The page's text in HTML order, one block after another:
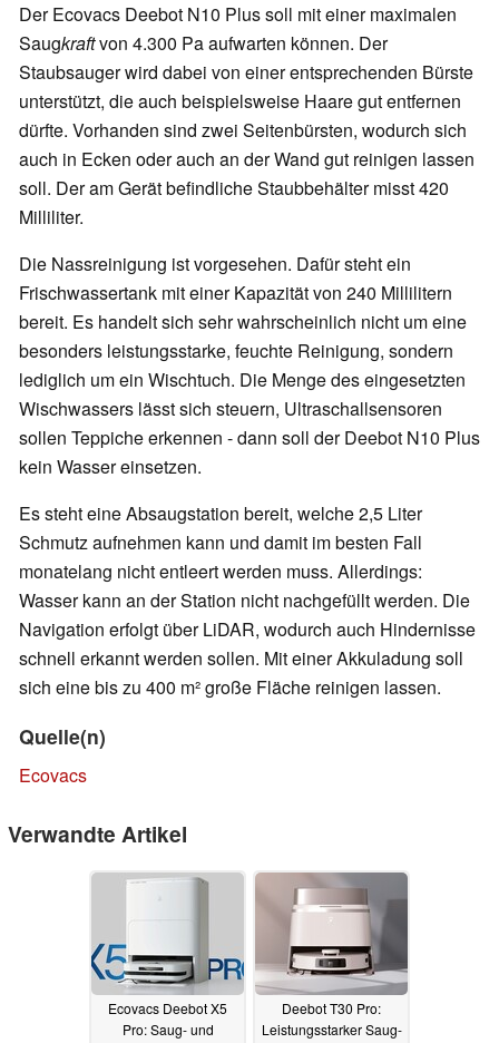
Der Ecovacs Deebot N10 Plus soll mit einer maximalen
Saugkraftvon 4.300 Pa aufwarten können. Der
Staubsauger wird dabei von einer entsprechenden Bürste
unterstützt, die auch beispielsweise Haare gut entfernen
dürfte. Vorhanden sind zwei Seitenbürsten, wodurch sich
auch in Ecken oder auch an der Wand gut reinigen lassen
soll. Der am Gerät befindliche Staubbehälter misst 420
Milliliter.
Die Nassreinigung ist vorgesehen. Dafür steht ein
Frischwassertank mit einer Kapazität von 240 Millilitern
bereit. Es handelt sich sehr wahrscheinlich nicht um eine
besonders leistungsstarke, feuchte Reinigung, sondern
lediglich um ein Wischtuch. Die Menge des eingesetzten
Wischwassers lässt sich steuern, Ultraschallsensoren
sollen Teppiche erkennen - dann soll der Deebot N10 Plus
kein Wasser einsetzen.
Es steht eine Absaugstation bereit, welche 2,5 Liter
Schmutz aufnehmen kann und damit im besten Fall
monatelang nicht entleert werden muss. Allerdings:
Wasser kann an der Station nicht nachgefüllt werden. Die
Navigation erfolgt über LiDAR, wodurch auch Hindernisse
schnell erkannt werden sollen. Mit einer Akkuladung soll
sich eine bis zu 400 m² große Fläche reinigen lassen.
Quelle(n)
Ecovacs
Verwandte Artikel
Ecovacs Deebot X5
Pro: Saug- und
Deebot T30 Pro:
Leistungsstarker Saug-